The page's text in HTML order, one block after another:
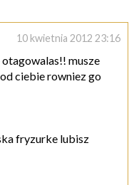
10 kwietnia 2012 23:16
musze
ciebie rowniez go
fryzurke lubisz